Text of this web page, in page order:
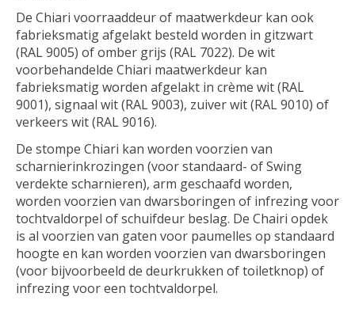
De Chiari voorraaddeur of maatwerkdeur kan ook
fabrieksmatig afgelakt besteld worden in gitzwart
(RAL 9005) of omber grijs (RAL 7022). De wit
voorbehandelde Chiari maatwerkdeur kan
fabrieksmatig worden afgelakt in crème wit (RAL
9001), signaal wit (RAL 9003), zuiver wit (RAL 9010) of
verkeers wit (RAL 9016).
De stompe Chiari kan worden voorzien van
scharnierinkrozingen (voor standaard- of Swing
verdekte scharnieren), arm geschaafd worden,
worden voorzien van dwarsboringen of infrezing voor
tochtvaldorpel of schuifdeur beslag. De Chairi opdek
is al voorzien van gaten voor paumelles op standaard
hoogte en kan worden voorzien van dwarsboringen
(voor bijvoorbeeld de deurkrukken of toiletknop) of
infrezing voor een tochtvaldorpel.